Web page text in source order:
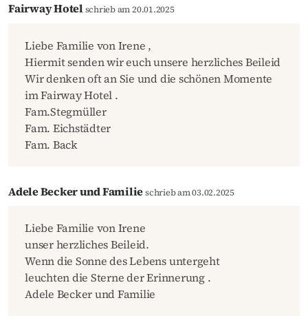
Fairway Hotel schrieb am 20.01.2025
Liebe Familie von Irene ,
Hiermit senden wir euch unsere herzliches Beileid
Wir denken oft an Sie und die schönen Momente
im Fairway Hotel .
Fam.Stegmüller
Fam. Eichstädter
Fam. Back
Adele Becker und Familieschrieb am 03.02.2025
Liebe Familie von Irene
unser herzliches Beileid.
Wenn die Sonne des Lebens untergeht
leuchten die Sterne der Erinnerung .
Adele Becker und Familie